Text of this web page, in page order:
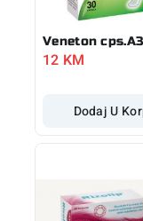
Veneton
12 KM
Dodaj U